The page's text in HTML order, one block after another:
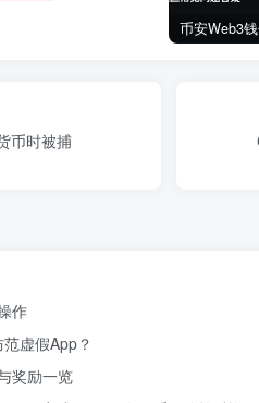
币时被捕
作
虚假App？
奖励一览